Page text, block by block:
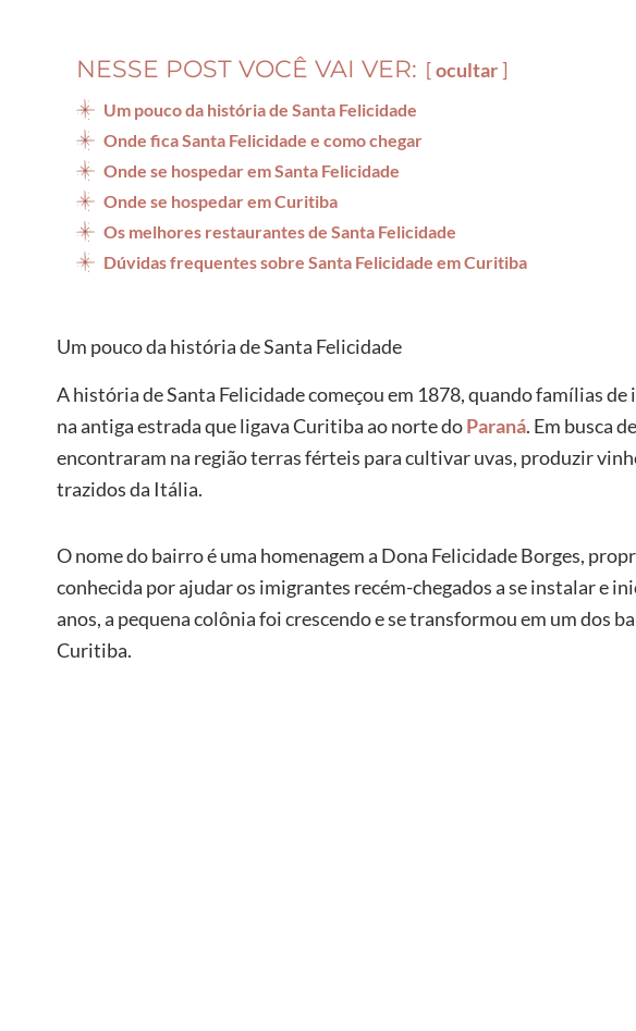
NESSE POST VOCÊ VAI VER: ocultar
Um pouco da história de Santa Felicidade
Onde fica Santa Felicidade e como chegar
Onde se hospedar em Santa Felicidade
Onde se hospedar em Curitiba
Os melhores restaurantes de Santa Felicidade
Dúvidas frequentes sobre Santa Felicidade em Curitiba
Um pouco da história de Santa Felicidade
A história de Santa Felicidade começou em 1878, quando famílias
na antiga estrada que ligava Curitiba ao norte doParaná. Em busca
encontraram na região terras férteis para cultivar uvas, produzir
trazidos da Itália.
O nome do bairro é uma homenagem a Dona Felicidade Borges,
conhecida por ajudar os imigrantes recém-chegados a se instalar e
anos, a pequena colônia foi crescendo e se transformou em um dos
Curitiba.